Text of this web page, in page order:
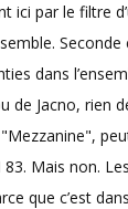
ici par le filtre
dans
de Jacno, rien
Mais non.
que c’est